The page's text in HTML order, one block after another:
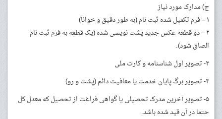
ج) مدارک مورد نیاز
۱ – فرم تکمیل شده ثبت نام (به طور دقیق و خوانا)
۲ – دو قطعه عکس جدید پشت نویسی شده (یک قطعه به فرم ثبت نام
الصاق شود).
۳- تصویر اول شناسنامه و کارت ملی
۴- تصویر برگ پایان خدمت یا معافیت دائم (پشت و رو)
۵- تصویر آخرین مدرک تحصیلی یا گواهی فراغت از تحصیل که معدل کل
حتما در آن قید شده باشد.